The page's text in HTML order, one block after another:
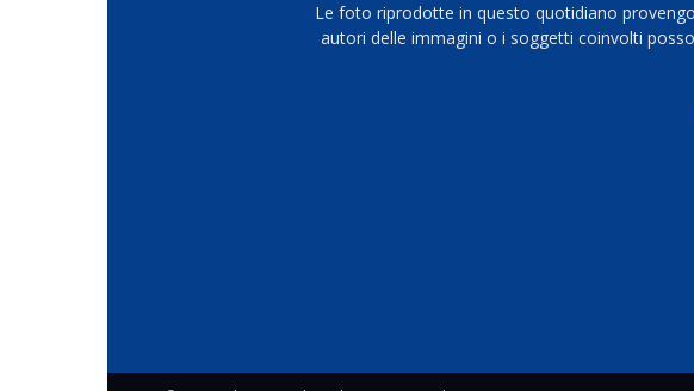
Le foto riprodotte in questo quotidiano
autori delle immagini o i soggetti coinvolti